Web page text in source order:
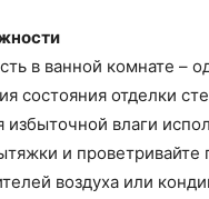
в ванной комнате –
состояния отделки
влаги
и
воздуха или